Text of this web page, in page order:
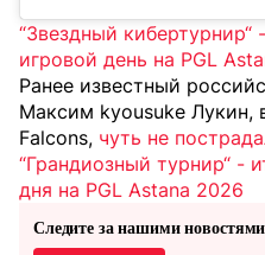
“Звездный
игровой день на PGL
Ранее известный
Максим kyousuke Лукин,
Falcons, чуть не
“Грандиозный турнир“ -
дня на PGL Astana 2026
Следите за нашими новостями